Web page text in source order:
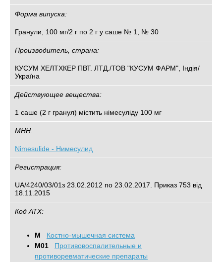
Форма випуска:
Гранули, 100 мг/2 г по 2 г у саше № 1, № 30
Производитель, страна:
КУСУМ ХЕЛТХКЕР ПВТ. ЛТД./ТОВ "КУСУМ ФАРМ", Індія/
Україна
Действующее вещества:
1 саше (2 г гранул) містить німесуліду 100 мг
МНН:
Nimesulide - Нимесулид
Регистрация:
UA/4240/03/01з 23.02.2012 по 23.02.2017. Приказ 753 від
18.11.2015
Код АТХ:
M
Костно-мышечная система
M01
Противовоспалительные и
противоревматические препараты